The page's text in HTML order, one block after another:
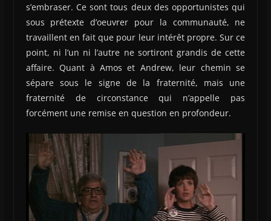
s’embraser. Ce sont tous deux des opportunistes qui
sous prétexte d’oeuvrer pour la communauté, ne
travaillent en fait que pour leur intérêt propre. Sur ce
point, ni l’un ni l’autre ne sortiront grandis de cette
affaire. Quant à Amos et Andrew, leur chemin se
sépare sous le signe de la fraternité, mais une
fraternité de circonstance qui n’appelle pas
forcément une remise en question en profondeur.